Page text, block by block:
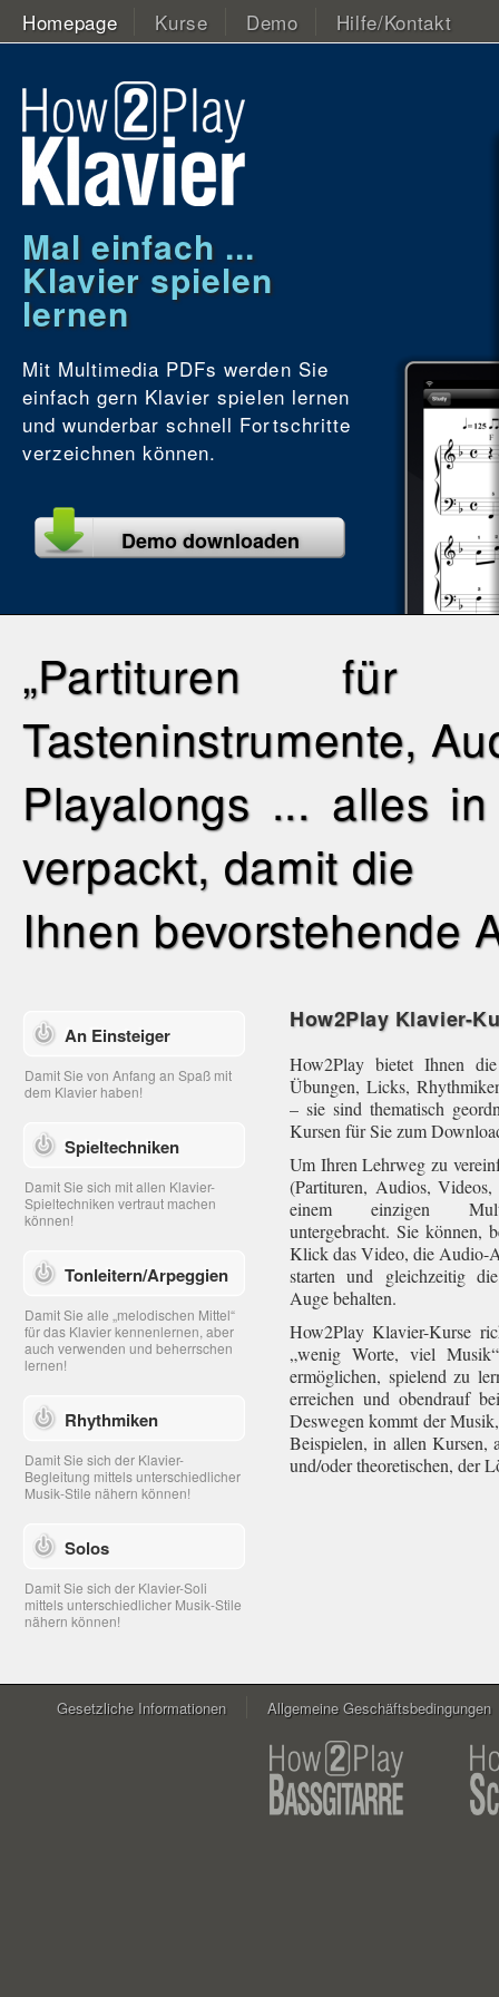
Homepage Kurse Demo Hilfe/Kontakt
Mal einfach ...
Klavier spielen
lernen
Mit Multimedia PDFs werden Sie
einfach gern Klavier spielen lernen
und wunderbar schnell Fortschritte
verzeichnen können.
Demo downloaden
„Partituren für
Tasteninstrumente,
Playalongs ... alles
verpackt, damit die
Ihnen bevorstehende
An Einsteiger
Damit Sie von Anfang an Spaß mit
dem Klavier haben!
Spieltechniken
Damit Sie sich mit allen Klavier-
Spieltechniken vertraut machen
können!
Tonleitern/Arpeggien
Damit Sie alle „melodischen Mittel“
für das Klavier kennenlernen, aber
auch verwenden und beherrschen
lernen!
Rhythmiken
Damit Sie sich der Klavier-
Begleitung mittels unterschiedlicher
Musik-Stile nähern können!
Solos
Damit Sie sich der Klavier-Soli
mittels unterschiedlicher Musik-Stile
nähern können!
How2Play Klavier-
How2Play bietet Ihnen
Übungen, Licks,
– sie sind thematisch
Kursen für Sie zum
Um Ihren Lehrweg zu
(Partituren, Audios,
einem einzigen
untergebracht. Sie können,
Klick das Video, die Audio-
starten und gleichzeitig
Auge behalten.
How2Play Klavier-Kurse
„wenig Worte, viel
ermöglichen, spielend zu
erreichen und obendrauf
Deswegen kommt der
Beispielen, in allen Kursen,
und/oder theoretischen, der
Gesetzliche Informationen Allgemeine Geschäftsbedingungen